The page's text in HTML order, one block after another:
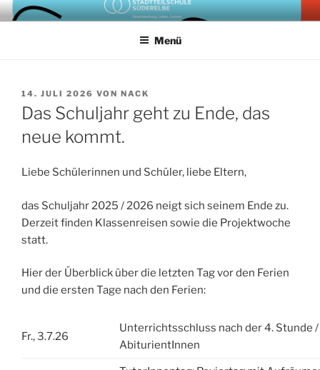
Zum
Inhalt
Homepage der Stadtteilschule Süderelbe Hamburg
Menü
VERÖFFENTLICHT
AM
14. JULI 2026 VON NACK
Das Schuljahr geht zu Ende, das
neue kommt.
Liebe Schülerinnen und Schüler, liebe Eltern,
das Schuljahr 2025 / 2026 neigt sich seinem Ende zu.
Derzeit finden Klassenreisen sowie die Projektwoche
statt.
Hier der Überblick über die letzten Tag vor den Ferien
und die ersten Tage nach den Ferien:
Fr., 3.7.26
Unterrichtsschluss nach der 4. Stunde
AbiturientInnen